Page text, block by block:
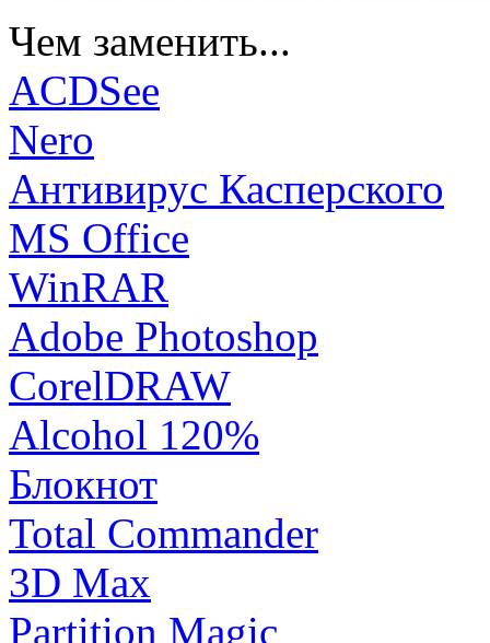
Чем заменить...
ACDSee
Nero
Антивирус Касперского
MS Office
WinRAR
Adobe Photoshop
CorelDRAW
Alcohol 120%
Блокнот
Total Commander
3D Max
Partition Magic